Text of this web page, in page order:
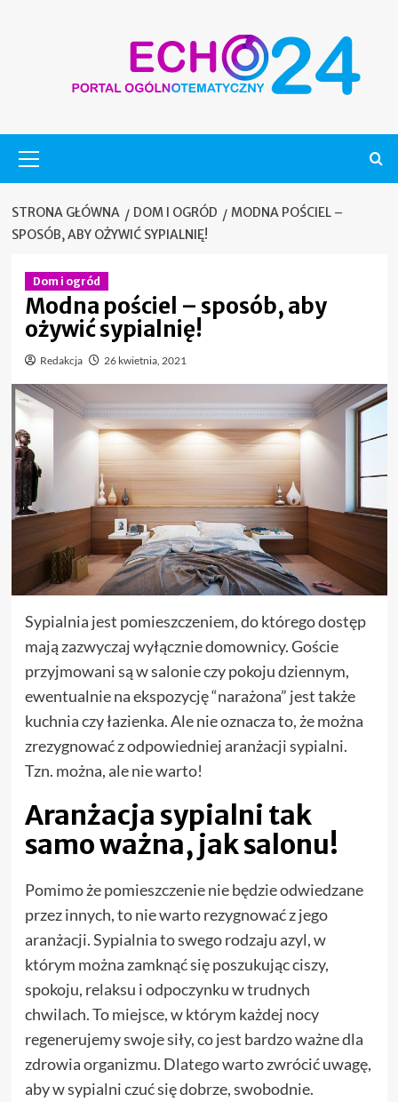
główne
STRONA GŁÓWNA DOM I OGRÓD
MODNA POŚCIEL –
SPOSÓB, ABY OŻYWIĆ SYPIALNIĘ!
Dom i ogród
Modna pościel – sposób, aby
ożywić sypialnię!
Redakcja 26 kwietnia, 2021
Sypialnia jest pomieszczeniem, do którego dostęp
mają zazwyczaj wyłącznie domownicy. Goście
przyjmowani są w salonie czy pokoju dziennym,
ewentualnie na ekspozycję “narażona” jest także
kuchnia czy łazienka. Ale nie oznacza to, że można
zrezygnować z odpowiedniej aranżacji sypialni.
Tzn. można, ale nie warto!
Aranżacja sypialni tak
samo ważna, jak salonu!
Pomimo że pomieszczenie nie będzie odwiedzane
przez innych, to nie warto rezygnować z jego
aranżacji. Sypialnia to swego rodzaju azyl, w
którym można zamknąć się poszukując ciszy,
spokoju, relaksu i odpoczynku w trudnych
chwilach. To miejsce, w którym każdej nocy
regenerujemy swoje siły, co jest bardzo ważne dla
zdrowia organizmu. Dlatego warto zwrócić uwagę,
aby w sypialni czuć się dobrze, swobodnie.